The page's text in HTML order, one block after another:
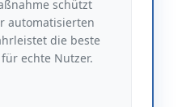
schützt
automatisierten
die beste
echte Nutzer.